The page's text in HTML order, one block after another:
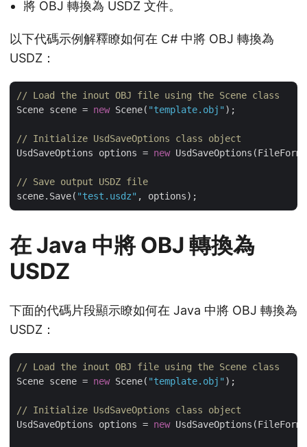
將 OBJ 轉換為 USDZ 文件。
以下代碼示例解釋瞭如何在 C# 中將 OBJ 轉換為
USDZ：
// Load the inout OBJ file using the Scene class
Scene scene = new Scene( "template.obj" );
// Initialize UsdSaveOptions class object
UsdSaveOptions options = new
// Save output USDZ file
scene.Save( "test.usdz"
在 Java 中將 OBJ 轉換為
USDZ
下面的代碼片段顯示瞭如何在 Java 中將 OBJ 轉換為
USDZ：
// Load the inout OBJ file using the Scene class
Scene scene = new Scene( "template.obj" );
// Initialize UsdSaveOptions class object
UsdSaveOptions options = new